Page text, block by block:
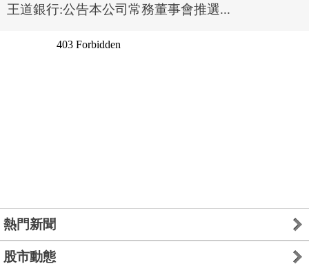
王道銀行:公告本公司常務董事會推選...
熱門新聞
股市動態